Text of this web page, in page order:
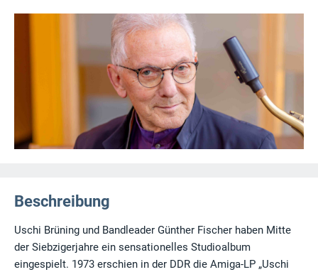
Beschreibung
Uschi Brüning und Bandleader Günther Fischer haben Mitte
der Siebzigerjahre ein sensationelles Studioalbum
eingespielt. 1973 erschien in der DDR die Amiga-LP „Uschi